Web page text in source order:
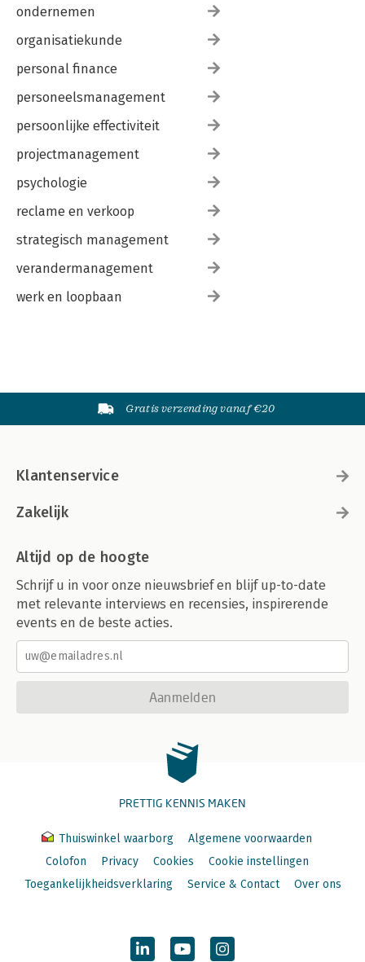
ondernemen
organisatiekunde
personal finance
personeelsmanagement
persoonlijke effectiviteit
projectmanagement
psychologie
reclame en verkoop
strategisch management
verandermanagement
werk en loopbaan
Gratis verzending vanaf €20
Klantenservice
Zakelijk
Altijd op de hoogte
Schrijf u in voor onze nieuwsbrief en blijf up-to-date
met relevante interviews en recensies, inspirerende
events en de beste acties.
Aanmelden
PRETTIG KENNIS MAKEN
Thuiswinkel waarborg
Algemene voorwaarden
Colofon
Privacy Cookies
Cookie instellingen
Toegankelijkheidsverklaring
Service & Contact Over ons